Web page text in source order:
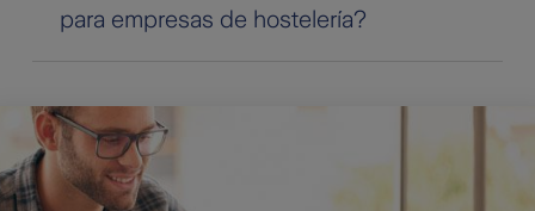
para empresas de hostelería?